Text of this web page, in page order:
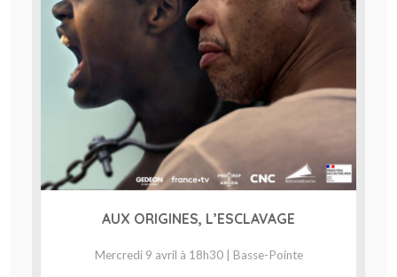
AUX ORIGINES, L’ESCLAVAGE
Mercredi 9 avril à 18h30 | Basse-Pointe